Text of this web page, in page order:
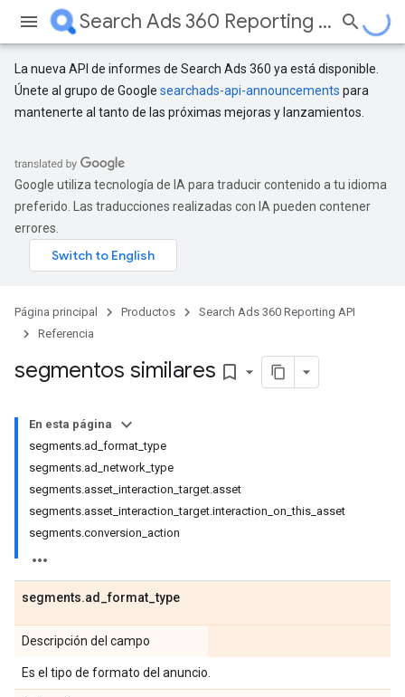
Search Ads 360 Reporting API
La nueva API de informes de Search Ads 360 ya está disponible.
Únete al grupo de Google searchads-api-announcements para
mantenerte al tanto de las próximas mejoras y lanzamientos.
Google utiliza tecnología de IA para traducir contenido a tu idioma
preferido. Las traducciones realizadas con IA pueden contener
errores.
Página principal Productos
Search Ads 360 Reporting API
Referencia
segmentos similares bookmark_border
En esta página
segments.ad_format_type
segments.ad_network_type
segments.asset_interaction_target.asset
segments.asset_interaction_target.interaction_on_this_asset
segments.conversion_action
segments.ad _format _type
Descripción del campo
Es el tipo de formato del anuncio.